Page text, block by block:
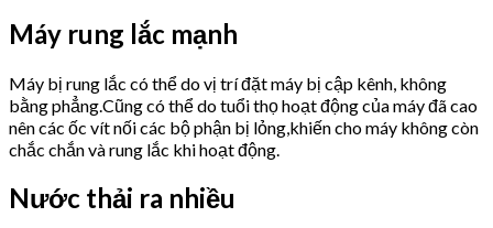
Máy rung lắc mạnh
Máy bị rung lắc có thể do vị trí đặt máy bị cập kênh, không
bằng phẳng.Cũng có thể do tuổi thọ hoạt động của máy đã cao
nên các ốc vít nối các bộ phận bị lỏng,khiến cho máy không còn
chắc chắn và rung lắc khi hoạt động.
Nước thải ra nhiều